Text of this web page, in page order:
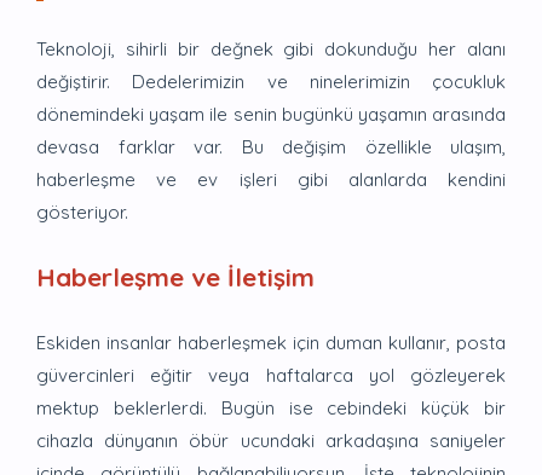
Teknoloji, sihirli bir değnek gibi dokunduğu her alanı
değiştirir. Dedelerimizin ve ninelerimizin çocukluk
dönemindeki yaşam ile senin bugünkü yaşamın arasında
devasa farklar var. Bu değişim özellikle ulaşım,
haberleşme ve ev işleri gibi alanlarda kendini
gösteriyor.
Haberleşme ve İletişim
Eskiden insanlar haberleşmek için duman kullanır, posta
güvercinleri eğitir veya haftalarca yol gözleyerek
mektup beklerlerdi. Bugün ise cebindeki küçük bir
cihazla dünyanın öbür ucundaki arkadaşına saniyeler